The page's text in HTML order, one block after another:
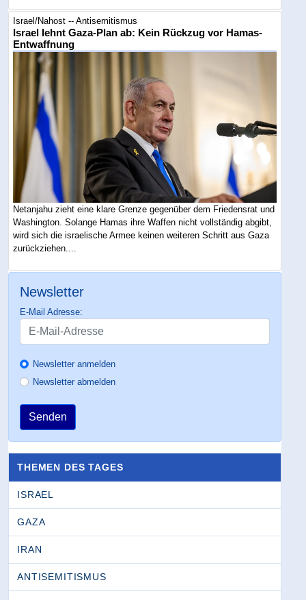
Israel/Nahost -- Antisemitismus
Israel lehnt Gaza-Plan ab: Kein Rückzug vor Hamas-
Entwaffnung
Netanjahu zieht eine klare Grenze gegenüber dem Friedensrat und
Washington. Solange Hamas ihre Waffen nicht vollständig abgibt,
wird sich die israelische Armee keinen weiteren Schritt aus Gaza
zurückziehen....
Newsletter
E-Mail Adresse:
Newsletter anmelden
Newsletter abmelden
Senden
THEMEN DES TAGES
ISRAEL
GAZA
IRAN
ANTISEMITISMUS